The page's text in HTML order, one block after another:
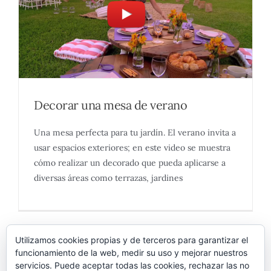
Decorar una mesa de verano
Una mesa perfecta para tu jardín. El verano invita a
usar espacios exteriores; en este video se muestra
cómo realizar un decorado que pueda aplicarse a
diversas áreas como terrazas, jardines
Utilizamos cookies propias y de terceros para garantizar el
funcionamiento de la web, medir su uso y mejorar nuestros
servicios. Puede aceptar todas las cookies, rechazar las no